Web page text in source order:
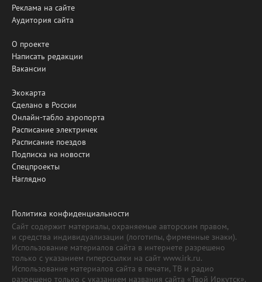
Реклама на сайте
Аудитория сайта
О проекте
Написать редакции
Вакансии
Экокарта
Сделано в России
Онлайн-табло аэропорта
Расписание электричек
Расписание поездов
Подписка на новости
Спецпроекты
Наглядно
Политика конфиденциальности
Сайт содержит материалы, охраняемые авторским правом,
и средства индивидуализации (логотипы, фирменные знаки).
Использование материалов сайта в интернете разрешено
только с указанием гиперссылки на сайт www.irk.ru.
Использование материалов сайта в печати, ТВ и радио
разрешено только с указанием названия сайта «Твой Иркутск».